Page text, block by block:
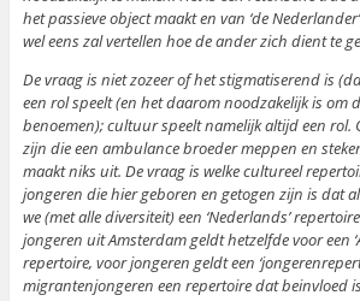
het passieve object maakt en van ‘de
wel eens zal vertellen hoe de ander zich dient te
De vraag is niet zozeer of het stigmatiserend is
een rol speelt (en het daarom noodzakelijk is om
benoemen); cultuur speelt namelijk altijd een rol.
zijn die een ambulance broeder meppen en
maakt niks uit. De vraag is welke cultureel
jongeren die hier geboren en getogen zijn is dat
we (met alle diversiteit) een ‘Nederlands’
jongeren uit Amsterdam geldt hetzelfde voor een
repertoire, voor jongeren geldt een
migrantenjongeren een repertoire dat beinvloed